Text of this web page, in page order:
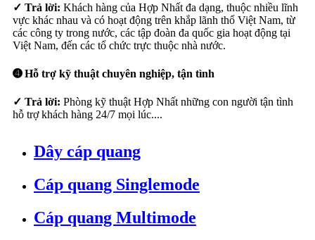
✓ Trả lời: Khách hàng của Hợp Nhất đa dạng, thuộc nhiều lĩnh
vực khác nhau và có hoạt động trên khắp lãnh thổ Việt Nam, từ
các công ty trong nước, các tập đoàn đa quốc gia hoạt động tại
Việt Nam, đến các tổ chức trực thuộc nhà nước.
➍ Hỗ trợ kỹ thuật chuyên nghiệp, tận tình
✓ Trả lời: Phòng kỹ thuật Hợp Nhất những con người tận tình
hỗ trợ khách hàng 24/7 mọi lúc....
Dây cáp quang
Cáp quang Singlemode
Cáp quang Multimode